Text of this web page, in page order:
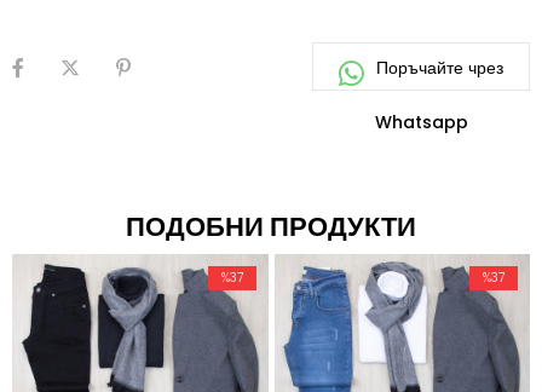
ПОДОБНИ ПРОДУКТИ
%37 %37